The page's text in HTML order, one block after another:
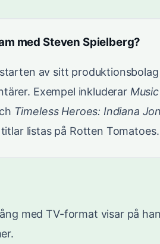
med Steven Spielberg?
av sitt
Exempel inkluderar
Timeless Heroes: Indiana
listas på Rotten Tomatoes.
med TV-format visar på